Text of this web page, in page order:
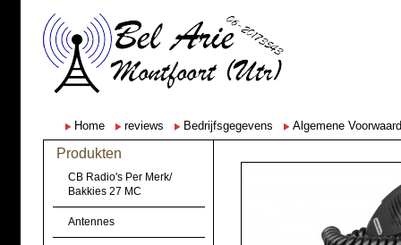
Home reviews Bedrijfsgegevens Algemene
Produkten
CB Radio's Per Merk/
Bakkies 27 MC
Antennes